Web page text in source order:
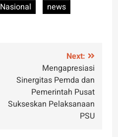
Nasional
news
Next:
Mengapresiasi
Sinergitas Pemda dan
Pemerintah Pusat
Sukseskan Pelaksanaan
PSU